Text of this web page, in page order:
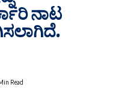
ನಾಟ
Read